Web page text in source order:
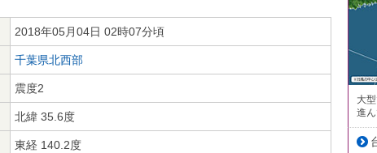
2018年05月04日 02時07分頃
千葉県北西部
震度2
北緯 35.6度
東経 140.2度
大
進